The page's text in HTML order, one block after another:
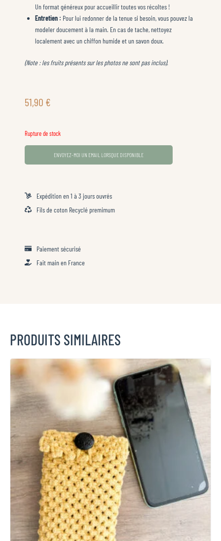
Un format généreux pour accueillir toutes vos récoltes !
Entretien : Pour lui redonner de la tenue si besoin, vous pouvez la
modeler doucement à la main. En cas de tache, nettoyez
localement avec un chiffon humide et un savon doux.
(Note : les fruits présents sur les photos ne sont pas inclus).
51,90 €
Rupture de stock
ENVOYEZ-MOI UN EMAIL LORSQUE DISPONIBLE
Expédition en 1 à 3 jours ouvrés
Fils de coton Recyclé premimum
Paiement sécurisé
Fait main en France
PRODUITS SIMILAIRES